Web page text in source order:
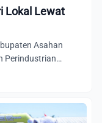
Lokal Lewat
Asahan
Perindustrian